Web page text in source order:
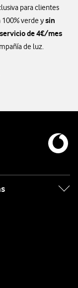
para clientes
100% verde ysin
de 4€/mes
de luz.